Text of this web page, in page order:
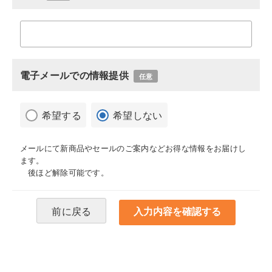
電子メールでの情報提供 任意
希望する 希望しない
メールにて新商品やセールのご案内などお得な情報をお届けし
ます。
後ほど解除可能です。
前に戻る